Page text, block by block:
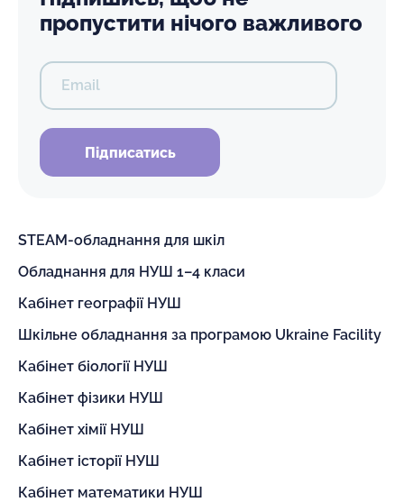
пропустити нічого важливого
Email
Підписатись
STEAM-обладнання для шкіл
Обладнання для НУШ 1–4 класи
Кабінет географії НУШ
Шкільне обладнання за програмою Ukraine Facility
Кабінет біології НУШ
Кабінет фізики НУШ
Кабінет хімії НУШ
Кабінет історії НУШ
Кабінет математики НУШ